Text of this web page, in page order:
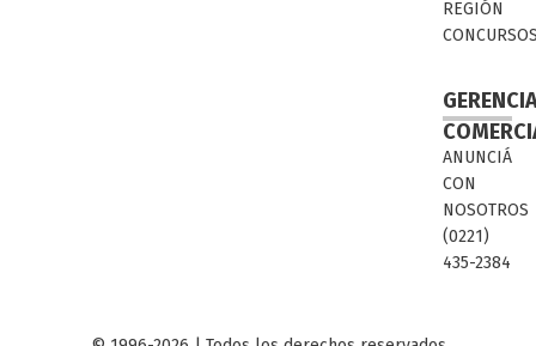
REGIÓN
ANUNCIÁ
CON
NOSOTROS
(0221)
435-2384